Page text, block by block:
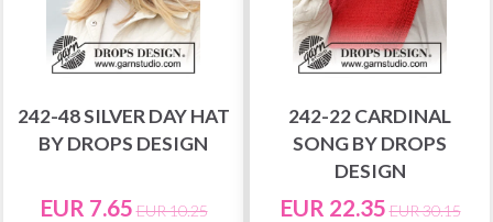
242-48 SILVER DAY HAT
BY DROPS DESIGN
EUR 7.65 EUR 10.25
242-22 CARDINAL
SONG BY DROPS
DESIGN
EUR 22.35 EUR 30.15